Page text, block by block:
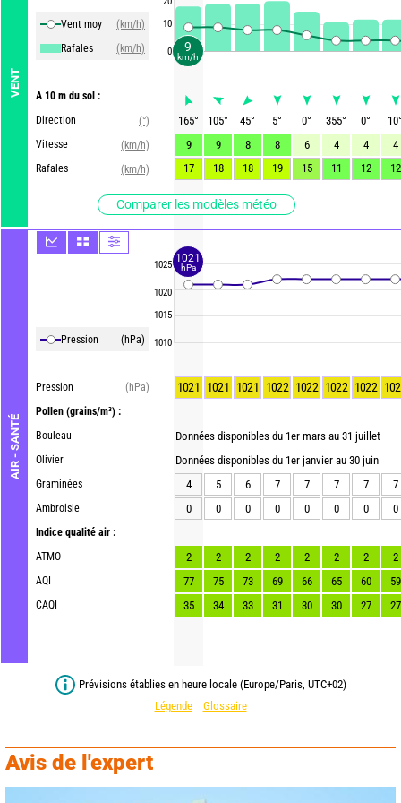
VENT
Vent moy
(km/h)
Rafales
(km/h)
A 10 m du sol :
Direction
(°)
Vitesse
(km/h)
Rafales
(km/h)
Comparer les modèles météo
AIR - SANTÉ
Pression (hPa)
Pression
(hPa)
Pollen (grains/m³) :
Bouleau
Olivier
Graminées
Ambroisie
Indice qualité air :
ATMO
AQI
CAQI
10
0
1025
1020
1015
1010
165° 105° 45° 5° 0° 355° 0° 10
9
9 8 8 6 4 4
4
17
18 18 19 15 11 12 12
1021 1021 1021 1022 1022 1022 1022
Données disponibles du 1er mars au 31 juillet
Données disponibles du 1er janvier au 30 juin
4
5 6 7 7 7 7
7
0
0 0 0 0 0 0 0
2 2 2 2 2 2 2
2
77
75 73 69 66 65 60
59
35
34 33 31 30 30 27 27
Prévisions établies en heure locale (Europe/Paris, UTC+02)
Légende
Glossaire
Avis de l'expert
9
km/h
1021
hPa